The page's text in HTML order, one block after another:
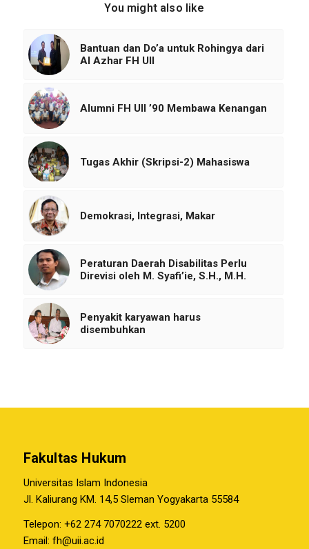
You might also like
Bantuan dan Do’a untuk Rohingya dari
Al Azhar FH UII
Alumni FH UII ’90 Membawa Kenangan
Tugas Akhir (Skripsi-2) Mahasiswa
Demokrasi, Integrasi, Makar
Peraturan Daerah Disabilitas Perlu
Direvisi oleh M. Syafi’ie, S.H., M.H.
Penyakit karyawan harus
disembuhkan
Fakultas Hukum
Universitas Islam Indonesia
Jl. Kaliurang KM. 14,5 Sleman Yogyakarta 55584
Telepon: +62 274 7070222 ext. 5200
Email: fh@uii.ac.id